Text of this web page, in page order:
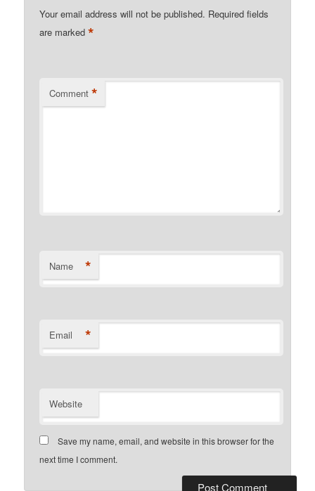
Your email address will not be published. Required fields
are marked*
Comment *
Name *
Email *
Website
Save my name, email, and website in this browser for the
next time I comment.